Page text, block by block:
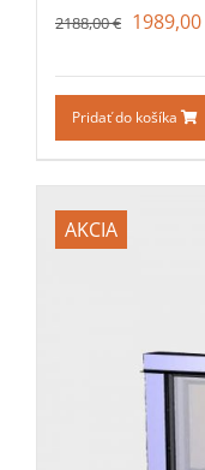
2188,00€ 1989,00
Pridať do košíka
AKCIA